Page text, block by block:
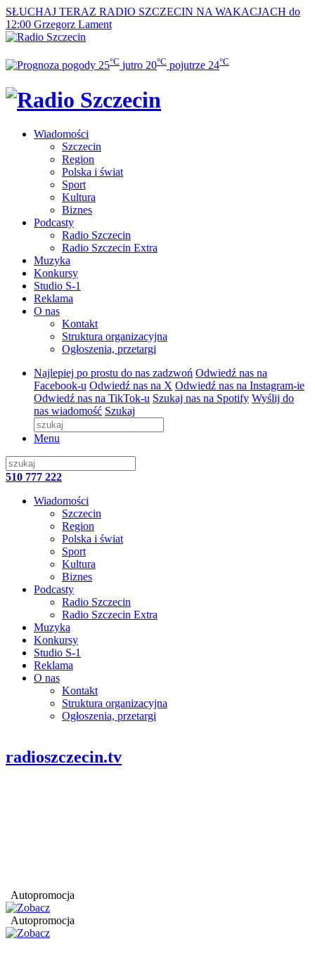
SŁUCHAJ TERAZ RADIO SZCZECIN NA WAKACJACH do
12:00 Grzegorz Lament
25°C jutro 20°C pojutrze 24°C
Wiadomości
Szczecin
Region
Polska i świat
Sport
Kultura
Biznes
Podcasty
Radio Szczecin
Radio Szczecin Extra
Muzyka
Konkursy
Studio S-1
Reklama
O nas
Kontakt
Struktura organizacyjna
Ogłoszenia, przetargi
Najlepiej po prostu do nas zadzwoń Odwiedź nas na
Facebook-u Odwiedź nas na X Odwiedź nas na Instagram-ie
Odwiedź nas na TikTok-u Szukaj nas na Spotify Wyślij do
nas wiadomość Szukaj
Menu
510 777 222
Wiadomości
Szczecin
Region
Polska i świat
Sport
Kultura
Biznes
Podcasty
Radio Szczecin
Radio Szczecin Extra
Muzyka
Konkursy
Studio S-1
Reklama
O nas
Kontakt
Struktura organizacyjna
Ogłoszenia, przetargi
radioszczecin.tv
Autopromocja
Autopromocja